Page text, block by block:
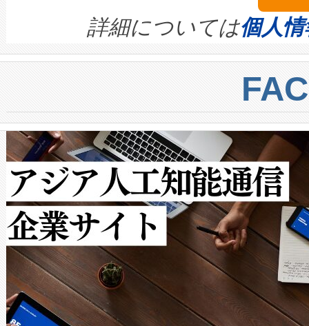
quality and reliability for AI
BESS stack to ensure battery
centers. Voltaiqは、ai&のAI
からシステム統合、試運転、
クルの各段階のデータを監視
[…]
す。ノーマルモードでは、
ートル先まで検出でき、これ
トに対して約600メートルに
では、反射率10％のターゲッ
で向上し、最大検知距離は
ットだけで最大1キロメート
ルの変電所周囲を監視でき、
作業と点群処理を簡素化でき
Avia 2は、2種類のFOVオプシ
× 80°のノーマルモード、長
ードを切り替えて使用するこ
詳細については個人